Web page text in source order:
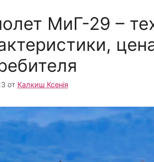
МиГ-29 –
от Калкиш Ксенія